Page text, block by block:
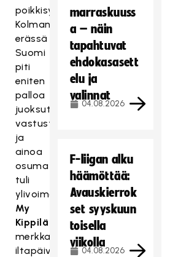
poikkisyötöistä.
Kolmannessa
erässä
Suomi
piti
eniten
palloa
juoksuttaen
vastustajaa,
ja
ainoa
osuma
tuli
ylivoimalla.
My
Kippilä
merkkautti
iltapäivän
marraskuuss
a – näin
tapahtuvat
ehdokasasett
elu ja
valinnat
04.08.2026
F-liigan alku
häämöttää:
Avauskierrok
set syyskuun
toisella
viikolla
04.08.2026